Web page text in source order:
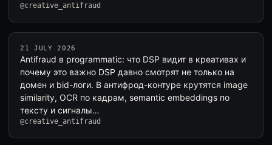
@creative_antifraud
21 JULY 2026
Antifraud в programmatic: что DSP видит в креативах и
почему это важно DSP давно смотрят не только на
домен и bid-логи. В антифрод-контуре крутятся image
similarity, OCR по кадрам, semantic embeddings по
тексту и сигналы…
@creative_antifraud